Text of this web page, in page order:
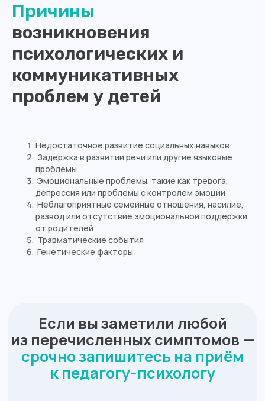
Причины
возникновения
психологических и
коммуникативных
проблем у детей
Недостаточное развитие социальных навыков
Задержка в развитии речи или другие языковые
проблемы
Эмоциональные проблемы, такие как тревога,
депрессия или проблемы с контролем эмоций
Неблагоприятные семейные отношения, насилие,
развод или отсутствие эмоциональной поддержки
от родителей
Травматические события
Генетические факторы
Оставьте заявку на обратный
звонок, чтобы получить
подробную информацию о
наших услугах и специалистах